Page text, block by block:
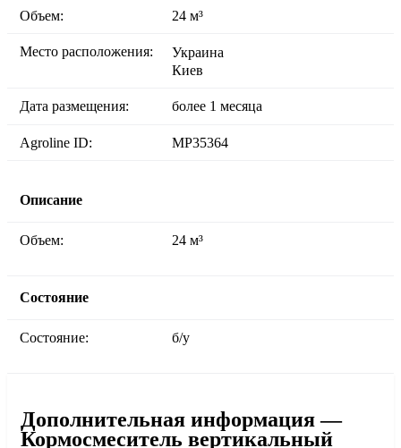
Объем: 24 м³
Место расположения:
Украина
Киев
Дата размещения: более 1 месяца
Agroline ID: MP35364
Описание
Объем: 24 м³
Состояние
Состояние: б/у
Дополнительная информация —
Кормосмеситель вертикальный